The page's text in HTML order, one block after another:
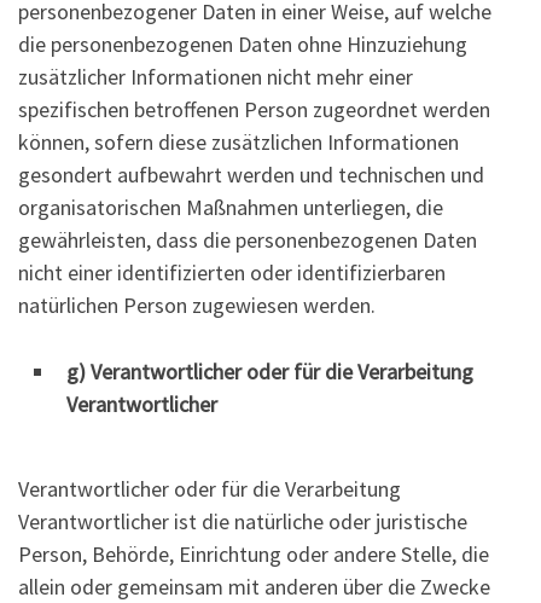
personenbezogener Daten in einer Weise, auf welche
die personenbezogenen Daten ohne Hinzuziehung
zusätzlicher Informationen nicht mehr einer
spezifischen betroffenen Person zugeordnet werden
können, sofern diese zusätzlichen Informationen
gesondert aufbewahrt werden und technischen und
organisatorischen Maßnahmen unterliegen, die
gewährleisten, dass die personenbezogenen Daten
nicht einer identifizierten oder identifizierbaren
natürlichen Person zugewiesen werden.
g) Verantwortlicher oder für die Verarbeitung
Verantwortlicher
Verantwortlicher oder für die Verarbeitung
Verantwortlicher ist die natürliche oder juristische
Person, Behörde, Einrichtung oder andere Stelle, die
allein oder gemeinsam mit anderen über die Zwecke